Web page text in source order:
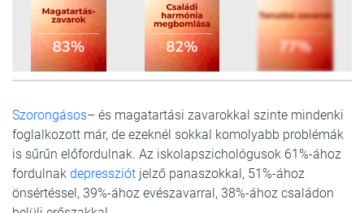
Szorongásos– és magatartási zavarokkal szinte mindenki
foglalkozott már, de ezeknél sokkal komolyabb problémák
is sűrűn előfordulnak. Az iskolapszichológusok 61%-ához
fordulnak depressziót jelző panaszokkal, 51%-ához
önsértéssel, 39%-ához evészavarral, 38%-ához családon